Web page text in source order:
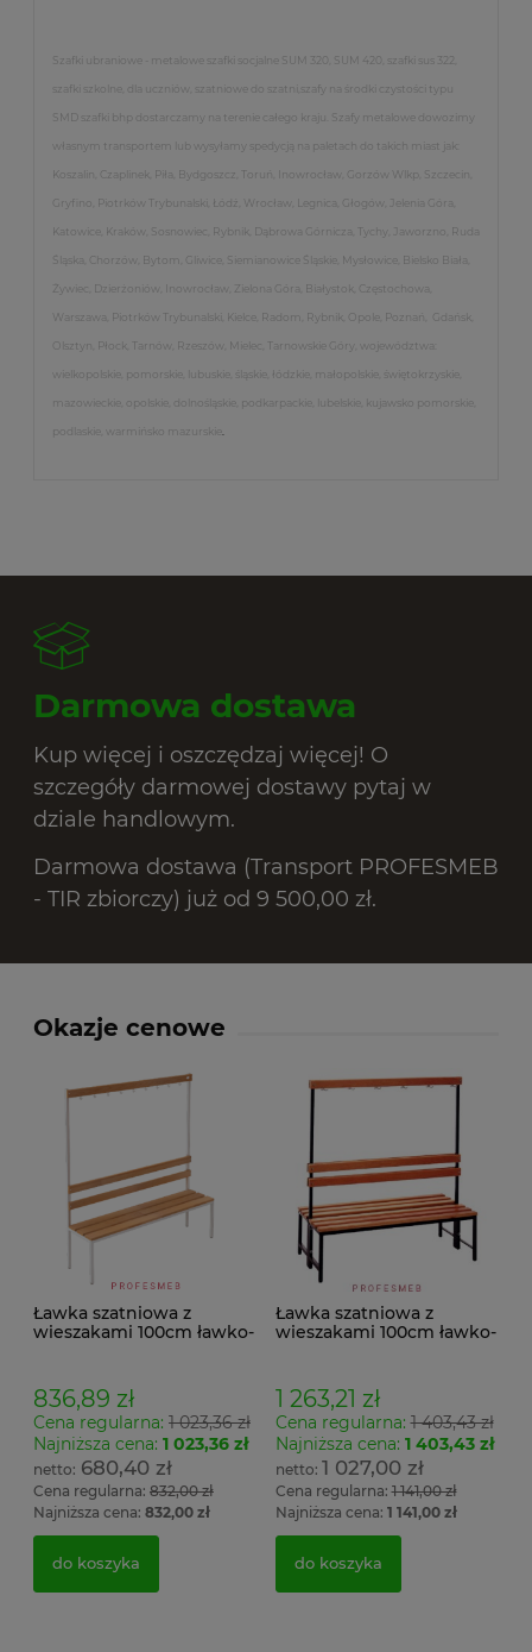
Szafki ubraniowe - metalowe szafki socjalne SUM 320, SUM 420, szafki sus 322,
szafki szkolne, dla uczniów, szatniowe do szatni,szafy na środki czystości typu
SMD szafki bhp dostarczamy na terenie całego kraju. Szafy metalowe dowozimy
własnym transportem lub wysyłamy spedycją na paletach do takich miast jak:
Koszalin, Czaplinek, Piła, Bydgoszcz, Toruń, Inowrocław, Gorzów Wlkp, Szczecin,
Gryfino, Piotrków Trybunalski, Łódź, Wrocław, Legnica, Głogów, Jelenia Góra,
Katowice, Kraków, Sosnowiec, Rybnik, Dąbrowa Górnicza, Tychy, Jaworzno, Ruda
Śląska, Chorzów, Bytom, Gliwice, Siemianowice Śląskie, Mysłowice, Bielsko Biała,
Żywiec, Dzierżoniów, Inowrocław, Zielona Góra, Białystok, Częstochowa,
Warszawa, Piotrków Trybunalski, Kielce, Radom, Rybnik, Opole, Poznań, Gdańsk,
Olsztyn, Płock, Tarnów, Rzeszów, Mielec, Tarnowskie Góry, województwa:
wielkopolskie, pomorskie, lubuskie, śląskie, łódzkie, małopolskie, świętokrzyskie,
mazowieckie, opolskie, dolnośląskie, podkarpackie, lubelskie, kujawsko pomorskie,
podlaskie, warmińsko mazurskie .
Darmowa dostawa
Kup więcej i oszczędzaj więcej! O
szczegóły darmowej dostawy pytaj w
dziale handlowym.
Darmowa dostawa (Transport PROFESMEB
- TIR zbiorczy) już od 9 500,00 zł.
Okazje cenowe
Ławka szatniowa z
wieszakami 100cm ławko-
836,89 zł
Cena regularna: 1 023,36 zł
Najniższa cena: 1 023,36 zł
680,40 zł
Cena regularna: 832,00 zł
Najniższa cena: 832,00 zł
do koszyka
Ławka szatniowa z
wieszakami 100cm ławko-
1 263,21 zł
Cena regularna:1 403,43 zł
Najniższa cena: 1 403,43 zł
1 027,00 zł
Cena regularna:1 141,00 zł
Najniższa cena: 1 141,00 zł
do koszyka